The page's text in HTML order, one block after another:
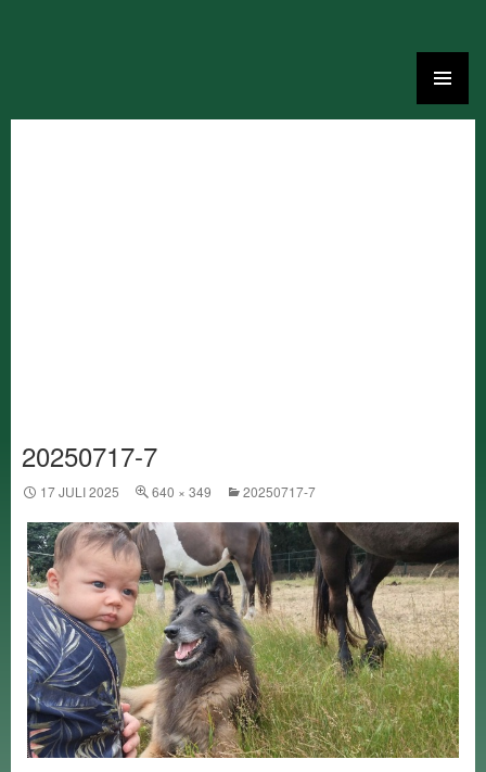
20250717-7
17 JULI 2025 640 × 349 20250717-7